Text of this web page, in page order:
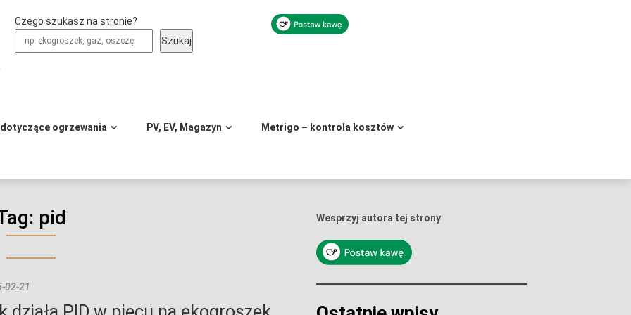
Czego szukasz na stronie?
Szukaj
ogrzewania PV, EV, Magazyn Metrigo – kontrola kosztów
pid
02-21
Wesprzyj autora tej strony